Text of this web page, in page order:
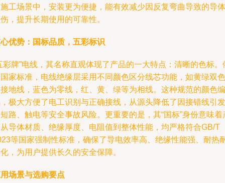
工场景中，安装更为便捷，能有效减少因反复弯曲导致的导体
，提升长期使用的可靠性。
优势：国标品质，五彩标识
彩牌”电线，其名称直观体现了产品的一大特点：清晰的色标。
家标准，电线绝缘层采用不同颜色区分线芯功能，如黄绿双色
地线，蓝色为零线，红、黄、绿等为相线。这种规范的颜色编
极大方便了电工识别与正确接线，从源头降低了因接错线引发
路、触电等安全事故风险。更重要的是，其“国标”身份意味着
导体材质、绝缘厚度、电阻值到整体性能，均严格符合GB/T
等国家强制性标准，确保了导电效率高、绝缘性能强、耐热
，为用户提供长久的安全保障。
场景与选购要点